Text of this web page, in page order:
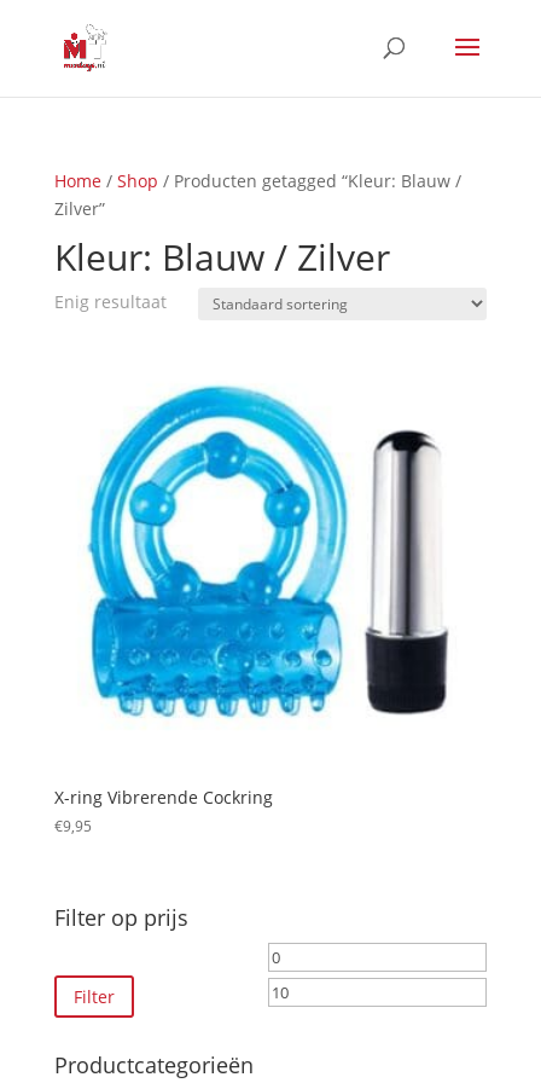
Home/ Shop / Producten getagged “Kleur: Blauw /
Zilver”
Kleur: Blauw / Zilver
Enig resultaat
X-ring Vibrerende Cockring
€9,95
Filter op prijs
Min.
prijs
Filter
Productcategorieën